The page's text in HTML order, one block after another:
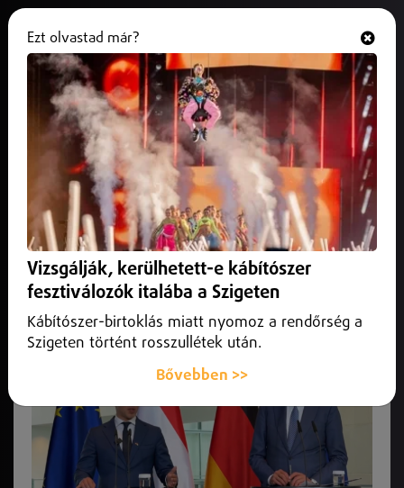
Német támogatást ígért
Magyarországnak Merz
2026. június 02. Külföld
Új korszak kezdődött a magyar–német kapcsolatokban –
német kancellár gazdasági támogatást ígért
Magyarországnak, a magyar miniszterelnök pedig
megerősítette: hazánk továbbra sem küld katonát vagy
fegyvereket Ukrajnába.
Ezt olvastad már?
Vizsgálják, kerülhetett-e kábítószer
fesztiválozók italába a Szigeten
Kábítószer-birtoklás miatt nyomoz a rendőrség a
Szigeten történt rosszullétek után.
Bővebben >>